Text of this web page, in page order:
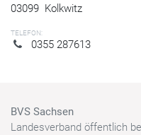
03099 Kolkwitz
TELEFON:
0355 287613
BVS Sachsen
Landesverband öffentlich